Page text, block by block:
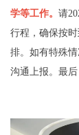
学等工作。 请
行程，确保按
排。如有特殊
沟通上报。最